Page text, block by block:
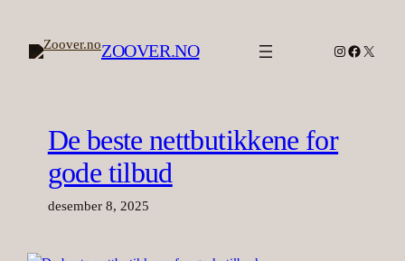
innhold
ZOOVER.NO Instagram
Facebook
X
De beste nettbutikkene for
gode tilbud
desember 8, 2025